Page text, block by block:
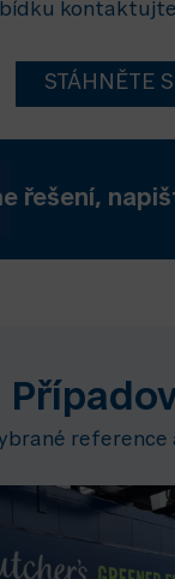
STÁHNĚTE
řešení,
reference